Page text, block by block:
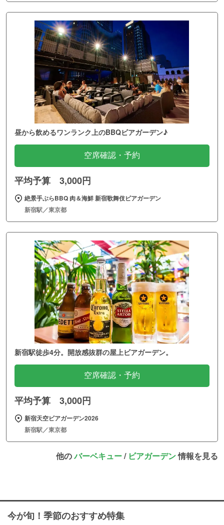
昼から飲めるワンランク上のBBQビアガーデン♪
空席確認・予約
平均予算 3,000円
絶景手ぶらBBQ 肉＆海鮮 新宿歌舞伎ビアガーデン
新宿駅／東京都
新宿駅徒歩4分。開放感抜群の屋上ビアガーデン。
空席確認・予約
平均予算 3,000円
新宿天空ビアガーデン2026
新宿駅／東京都
他のバーベキュー/ ビアガーデン情報を見る
今が旬！季節のおすすめ特集